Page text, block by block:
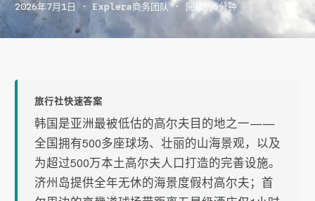
2026年7月1日 · Explera商务团队 · 阅读约6分钟
旅行社快速答案
韩国是亚洲最被低估的高尔夫目的地之一——
全国拥有500多座球场、壮丽的山海景观，以及
为超过500万本土高尔夫人口打造的完善设施。
济州岛提供全年无休的海景度假村高尔夫；首